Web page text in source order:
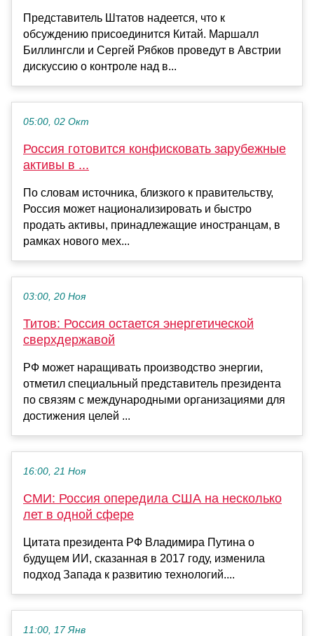
Представитель Штатов надеется, что к
обсуждению присоединится Китай. Маршалл
Биллингсли и Сергей Рябков проведут в Австрии
дискуссию о контроле над в...
05:00, 02 Окт
Россия готовится конфисковать зарубежные
активы в ...
По словам источника, близкого к правительству,
Россия может национализировать и быстро
продать активы, принадлежащие иностранцам, в
рамках нового мех...
03:00, 20 Ноя
Титов: Россия остается энергетической
сверхдержавой
РФ может наращивать производство энергии,
отметил специальный представитель президента
по связям с международными организациями для
достижения целей ...
16:00, 21 Ноя
СМИ: Россия опередила США на несколько
лет в одной сфере
Цитата президента РФ Владимира Путина о
будущем ИИ, сказанная в 2017 году, изменила
подход Запада к развитию технологий....
11:00, 17 Янв